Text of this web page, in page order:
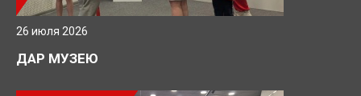
26 июля 2026
ДАР МУЗЕЮ